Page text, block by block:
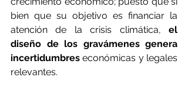
bien que su objetivo es financiar la
atención de la crisis climática, el
diseño de los gravámenes genera
incertidumbres económicas y legales
relevantes.